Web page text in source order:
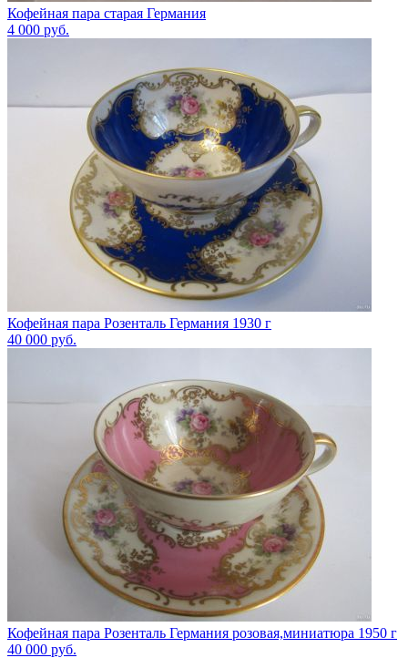
Кофейная пара старая Германия
4 000 руб.
Кофейная пара Розенталь Германия 1930 г
40 000 руб.
Кофейная пара Розенталь Германия розовая,миниатюра 1950 г
40 000 руб.